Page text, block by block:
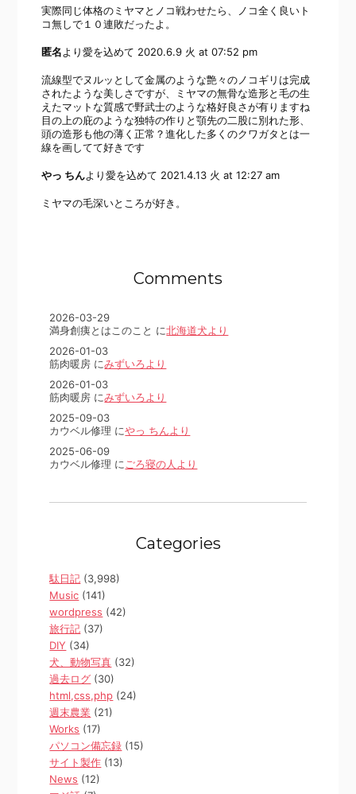
実際同じ体格のミヤマとノコ戦わせたら、ノコ全く良いト
コ無しで１０連敗だったよ。
匿名より愛を込めて 2020.6.9 火 at 07:52 pm
流線型でヌルッとして金属のような艶々のノコギリは完成
されたような美しさですが、ミヤマの無骨な造形と毛の生
えたマットな質感で野武士のような格好良さが有りますね
目の上の庇のような独特の作りと顎先の二股に別れた形、
頭の造形も他の薄く正常？進化した多くのクワガタとは一
線を画してて好きです
やっ ちんより愛を込めて 2021.4.13 火 at 12:27 am
ミヤマの毛深いところが好き。
Comments
2026-03-29
満身創痍とはこのこと に北海道犬より
2026-01-03
筋肉暖房 にみずいろより
2026-01-03
筋肉暖房 にみずいろより
2025-09-03
カウベル修理 にやっ ちんより
2025-06-09
カウベル修理 に ごろ寝の人より
Categories
駄日記 (3,998)
Music (141)
wordpress (42)
旅行記 (37)
DIY (34)
犬、動物写真 (32)
過去ログ (30)
html,css,php (24)
週末農業 (21)
Works (17)
パソコン備忘録 (15)
サイト製作 (13)
News (12)